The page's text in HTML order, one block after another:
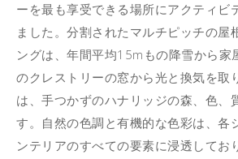
ーを最も享受できる場所にアクティビ
ました。分割されたマルチピッチの屋
ングは、年間平均15mもの降雪から家
のクレストリーの窓から光と換気を取
は、手つかずのハナリッジの森、色、
す。自然の色調と有機的な色彩は、各
ンテリアのすべての要素に浸透してお